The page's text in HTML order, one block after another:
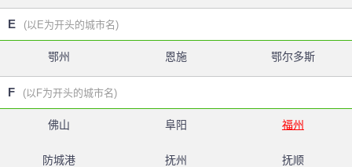
E (以E为开头的城市名)
鄂州 恩施 鄂尔多斯
F (以F为开头的城市名)
佛山 阜阳 福州
防城港 抚州 抚顺